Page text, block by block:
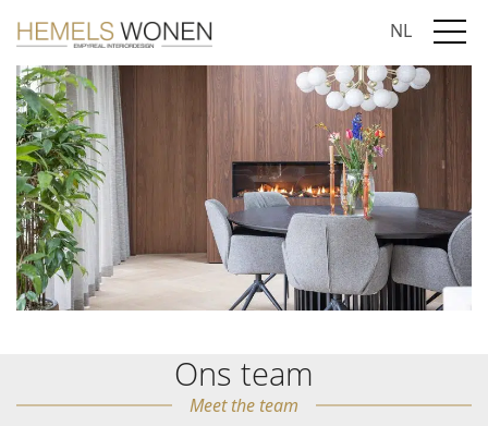
NL
Ons team
Meet the team